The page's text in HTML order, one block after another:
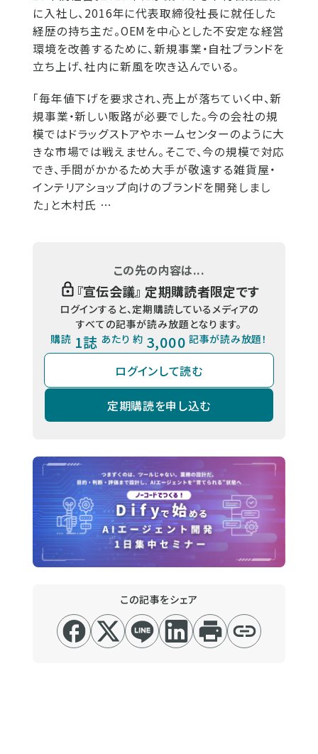
に入社し、2016年に代表取締役社長に就任した
経歴の持ち主だ。OEMを中心とした不安定な経営
環境を改善するために、新規事業・自社ブランドを
立ち上げ、社内に新風を吹き込んでいる。
「毎年値下げを要求され、売上が落ちていく中、新
規事業・新しい販路が必要でした。今の会社の規
模ではドラッグストアやホームセンターのように大
きな市場では戦えません。そこで、今の規模で対応
でき、手間がかかるため大手が敬遠する雑貨屋・
インテリアショップ向けのブランドを開発しまし
た」と木村氏 …
この先の内容は...
『宣伝会議』 定期購読者限定です
ログインすると、定期購読しているメディアの
すべての記事が読み放題となります。
購読 1誌 あたり 約 3,000 記事が読み放題！
ログインして読む
定期購読を申し込む
この記事をシェア